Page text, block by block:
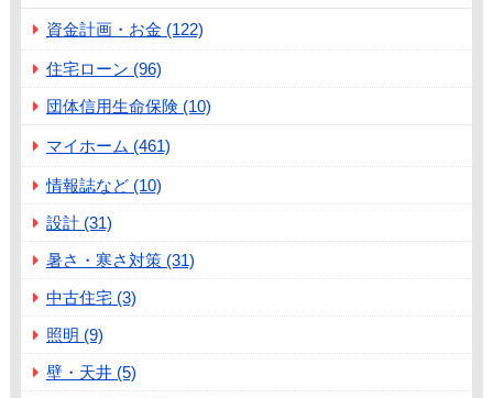
資金計画・お金 (122)
住宅ローン (96)
団体信用生命保険 (10)
マイホーム (461)
情報誌など (10)
設計 (31)
暑さ・寒さ対策 (31)
中古住宅 (3)
照明 (9)
壁・天井 (5)